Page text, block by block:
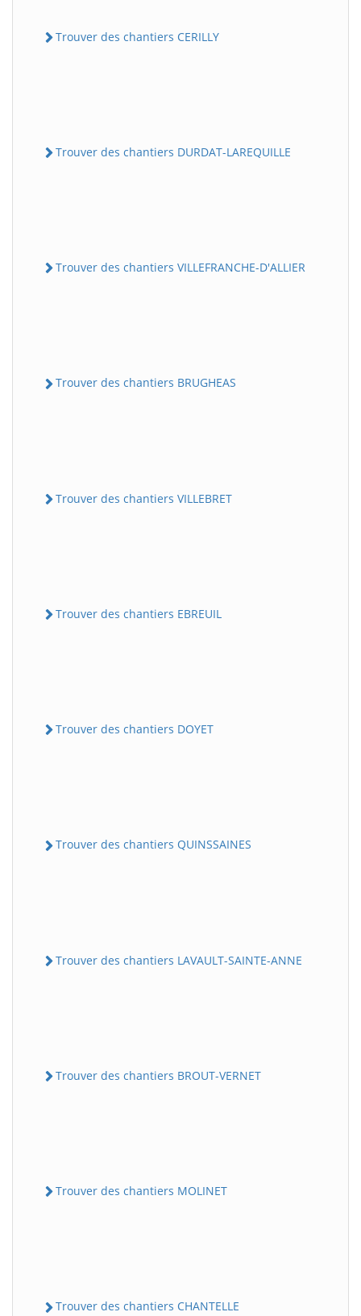
Trouver des chantiers CERILLY
Trouver des chantiers DURDAT-LAREQUILLE
Trouver des chantiers VILLEFRANCHE-D'ALLIER
Trouver des chantiers BRUGHEAS
Trouver des chantiers VILLEBRET
Trouver des chantiers EBREUIL
Trouver des chantiers DOYET
Trouver des chantiers QUINSSAINES
Trouver des chantiers LAVAULT-SAINTE-ANNE
Trouver des chantiers BROUT-VERNET
Trouver des chantiers MOLINET
Trouver des chantiers CHANTELLE